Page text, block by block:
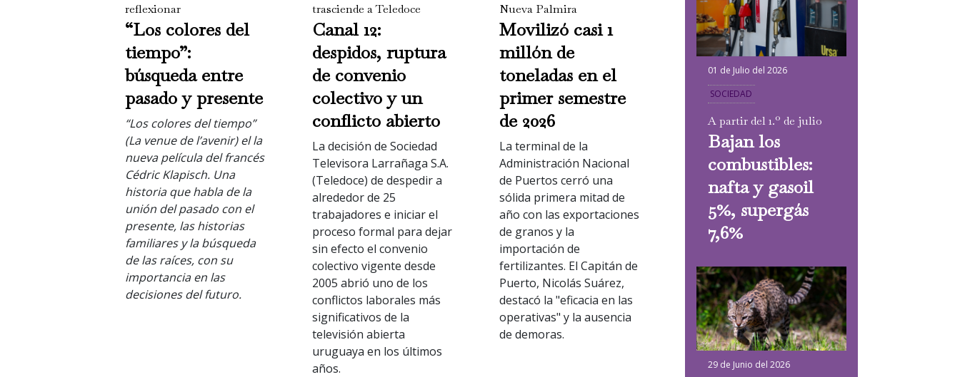
reflexionar
“Los colores del
tiempo”:
búsqueda entre
pasado y presente
“Los colores del tiempo”
(La venue de l’avenir) el la
nueva película del francés
Cédric Klapisch. Una
historia que habla de la
unión del pasado con el
presente, las historias
familiares y la búsqueda
de las raíces, con su
importancia en las
decisiones del futuro.
trasciende a Teledoce
Canal 12:
despidos, ruptura
de convenio
colectivo y un
conflicto abierto
La decisión de Sociedad
Televisora Larrañaga S.A.
(Teledoce) de despedir a
alrededor de 25
trabajadores e iniciar el
proceso formal para dejar
sin efecto el convenio
colectivo vigente desde
2005 abrió uno de los
conflictos laborales más
significativos de la
televisión abierta
uruguaya en los últimos
años.
Nueva Palmira
Movilizó casi 1
millón de
toneladas en el
primer semestre
de 2026
La terminal de la
Administración Nacional
de Puertos cerró una
sólida primera mitad de
año con las exportaciones
de granos y la
importación de
fertilizantes. El Capitán de
Puerto, Nicolás Suárez,
destacó la "eficacia en las
operativas" y la ausencia
de demoras.
01 de Julio del 2026
SOCIEDAD
A partir del 1.º de julio
Bajan los
combustibles:
nafta y gasoil
5%, supergás
7,6%
29 de Junio del 2026